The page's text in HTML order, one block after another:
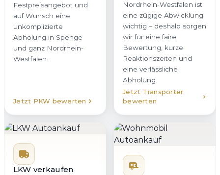
Festpreisangebot und
auf Wunsch eine
unkomplizierte
Abholung in Spenge
und ganz Nordrhein-
Westfalen.
Jetzt PKW bewerten
Nordrhein-Westfalen ist
eine zügige Abwicklung
wichtig – deshalb sorgen
wir für eine faire
Bewertung, kurze
Reaktionszeiten und
eine verlässliche
Abholung.
Jetzt Transporter
bewerten
LKW verkaufen